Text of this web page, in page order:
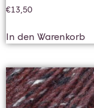
€13,50
In den Warenkorb